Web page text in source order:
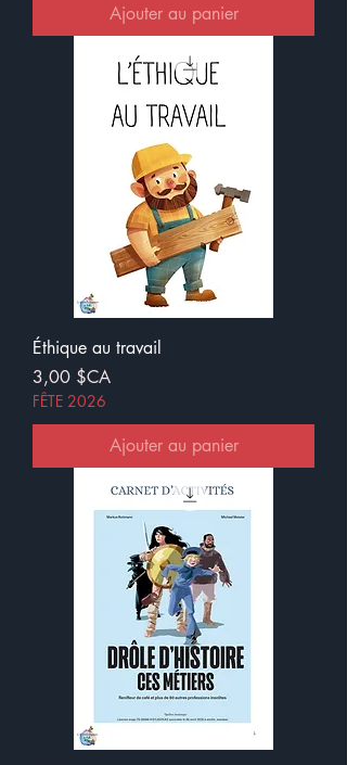
Ajouter au panier
Éthique au travail
Prix
3,00 $CA
FÊTE 2026
Ajouter au panier